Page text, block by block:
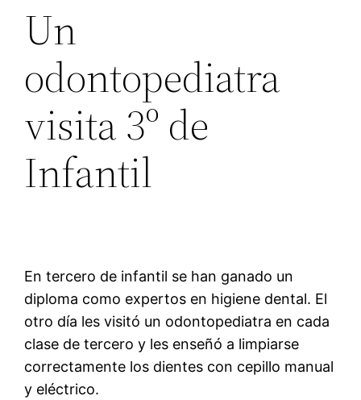
Un
odontopediatra
visita 3º de
Infantil
En tercero de infantil se han ganado un
diploma como expertos en higiene dental. El
otro día les visitó un odontopediatra en cada
clase de tercero y les enseñó a limpiarse
correctamente los dientes con cepillo manual
y eléctrico.